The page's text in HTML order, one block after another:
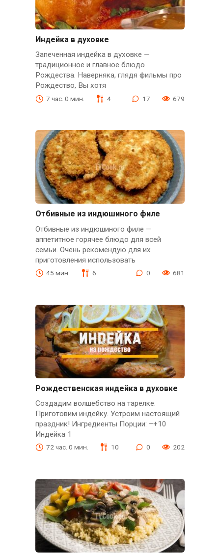
Индейка в духовке
Запеченная индейка в духовке —
традиционное и главное блюдо
Рождества. Наверняка, глядя фильмы про
Рождество, Вы хотя
7 час. 0 мин. 4 17 679
Отбивные из индюшиного филе
Отбивные из индюшиного филе —
аппетитное горячее блюдо для всей
семьи. Очень рекомендую для их
приготовления использовать
45 мин. 6 0 681
Рождественская индейка в духовке
Создадим волшебство на тарелке.
Приготовим индейку. Устроим настоящий
праздник! Ингредиенты Порции: –+10
Индейка 1
72 час. 0 мин. 10 0 202